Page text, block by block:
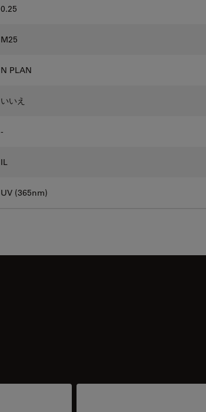
0.25
M25
N PLAN
いいえ
-
IL
UV (365nm)